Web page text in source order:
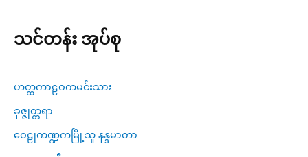
သင်တန်း အုပ်စု
ဟတ္ထကာဠဝကမင်းသား
ခုဇ္ဇုတ္တရာ
ဝေဠုကဏ္ဍကမြို့သူ နန္ဒမာတာ